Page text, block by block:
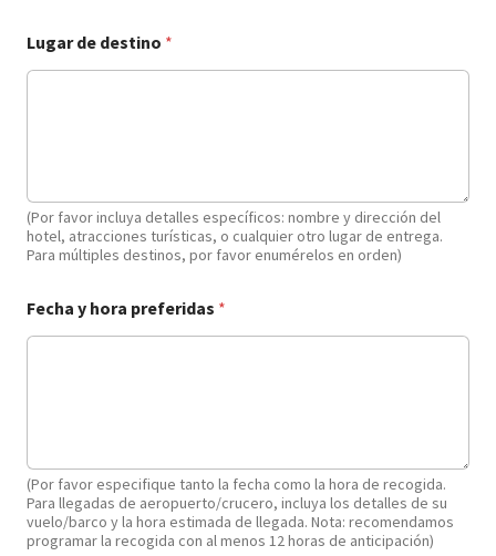
ú
m
c
e
s
i
a
d
e
Lugar de destino *
(Por favor incluya detalles específicos: nombre y dirección del
hotel, atracciones turísticas, o cualquier otro lugar de entrega.
Para múltiples destinos, por favor enumérelos en orden)
Fecha y hora preferidas *
(Por favor especifique tanto la fecha como la hora de recogida.
Para llegadas de aeropuerto/crucero, incluya los detalles de su
vuelo/barco y la hora estimada de llegada. Nota: recomendamos
programar la recogida con al menos 12 horas de anticipación)